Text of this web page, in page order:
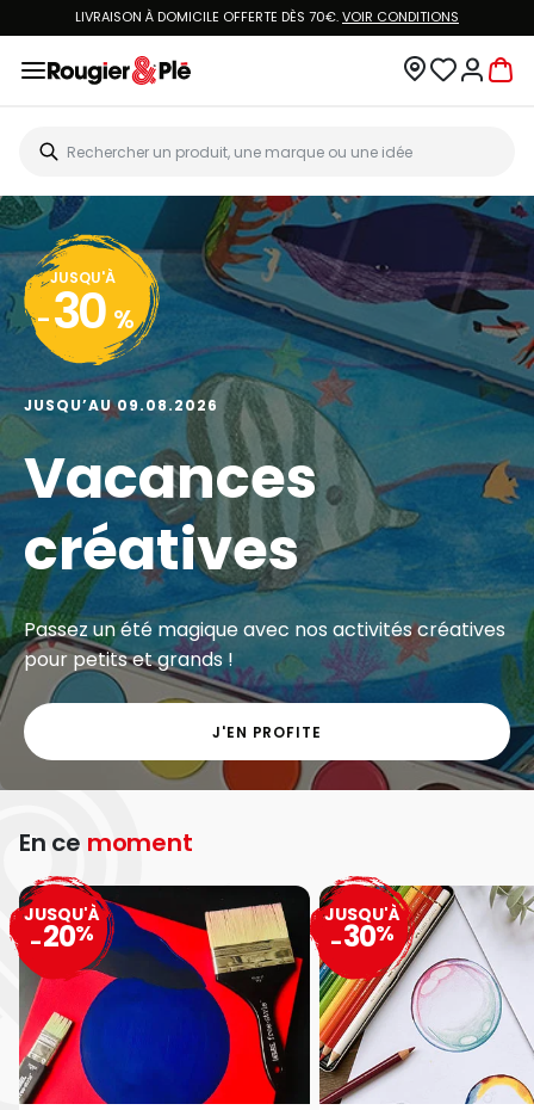
LIVRAISON À DOMICILE OFFERTE DÈS 70€.VOIR CONDITIONS
JUSQU'À
- 30 %
JUSQU’AU 09.08.2026
Vacances
créatives
Passez un été magique avec nos activités créatives
pour petits et grands !
J'EN PROFITE
En ce moment
JUSQU'À
-20%
JUSQU'À
-30%